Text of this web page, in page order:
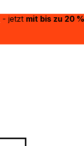
- jetzt mit bis zu 20 %